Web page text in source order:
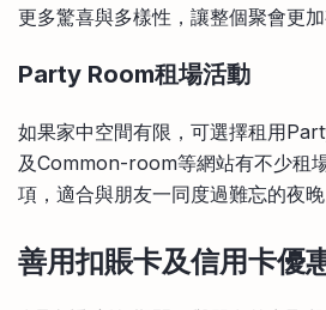
更多驚喜與多樣性，讓整個聚會更加
Party Room租場活動
如果家中空間有限，可選擇租用
及Common-room等網站有不少租
項，適合與朋友一同度過難忘的夜晚
善用扣賬卡及信用卡優